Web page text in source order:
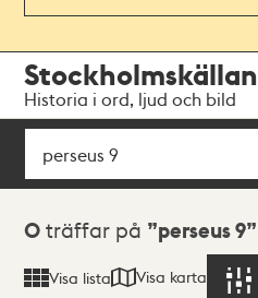
navigationen
huvudinnehållet
Stockholmskällan
Historia i ord, ljud och bild
Sök
Sökresultat
0 träffar på perseus 9
Visa lista Visa karta